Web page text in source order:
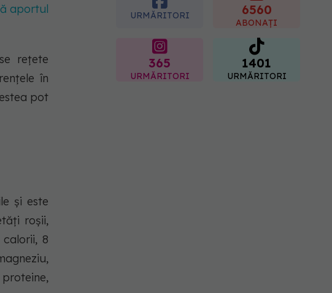
aportul
rețete
în
pot
și este
roșii,
8
07.08.2026, 17:22
URMĂRITORI 6560
ABONAȚI
365
URMĂRITORI
1401
URMĂRITORI